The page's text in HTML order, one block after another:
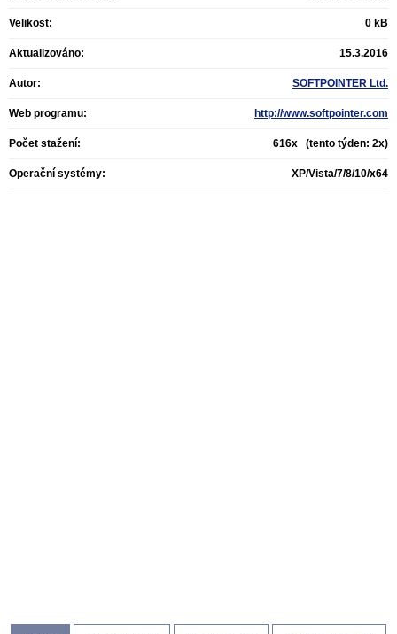
Velikost: 0 kB
Aktualizováno: 15.3.2016
Autor: SOFTPOINTER Ltd.
Web programu: http://www.softpointer.com
Počet stažení: 616x (tento týden: 2x)
Operační systémy: XP/Vista/7/8/10/x64